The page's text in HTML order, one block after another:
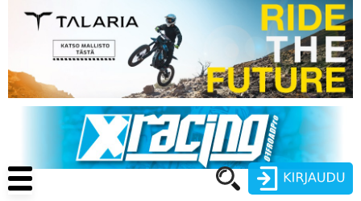
pääsisältöön
Main
navigation